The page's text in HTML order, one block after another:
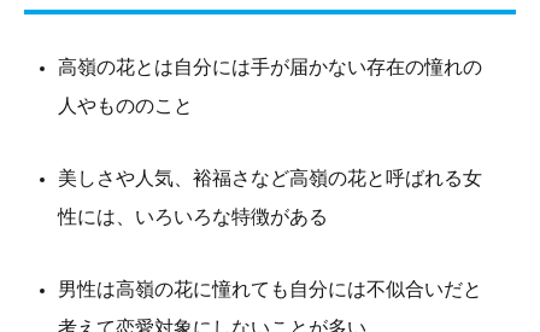
高嶺の花とは自分には手が届かない存在の憧れの
人やもののこと
美しさや人気、裕福さなど高嶺の花と呼ばれる女
性には、いろいろな特徴がある
男性は高嶺の花に憧れても自分には不似合いだと